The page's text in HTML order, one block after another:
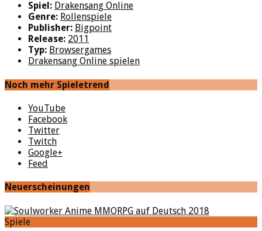
Spiel: Drakensang Online
Genre: Rollenspiele
Publisher: Bigpoint
Release: 2011
Typ: Browsergames
Drakensang Online spielen
Noch mehr Spieletrend
YouTube
Facebook
Twitter
Twitch
Google+
Feed
Neuerscheinungen
Spiele